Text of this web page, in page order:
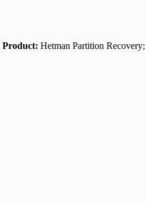
Product: Hetman Partition Recovery;